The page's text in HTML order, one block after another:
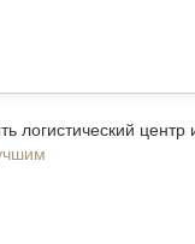
логистический